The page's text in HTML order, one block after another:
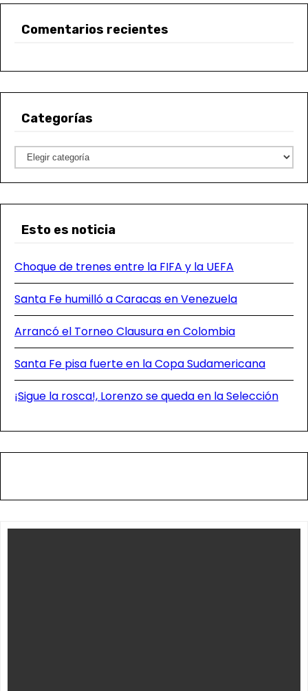
Comentarios recientes
Categorías
a
r
a
s
Esto es noticia
Choque de trenes entre la FIFA y la UEFA
Santa Fe humilló a Caracas en Venezuela
Arrancó el Torneo Clausura en Colombia
Santa Fe pisa fuerte en la Copa Sudamericana
¡Sigue la rosca!, Lorenzo se queda en la Selección